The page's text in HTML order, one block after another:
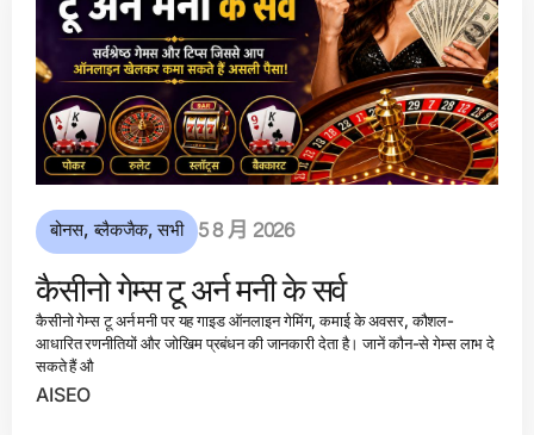
बोनस,ब्लैकजैक,सभी 5 8 月 2026
कैसीनो गेम्स टू अर्न मनी के सर्व
कैसीनो गेम्स टू अर्न मनी पर यह गाइड ऑनलाइन गेमिंग, कमाई के अवसर, कौशल-
आधारित रणनीतियों और जोखिम प्रबंधन की जानकारी देता है। जानें कौन-से गेम्स लाभ दे
सकते हैं औ
AISEO